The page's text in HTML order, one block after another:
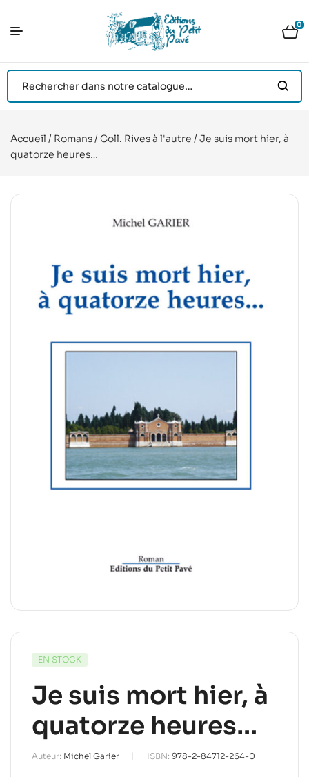
0
Accueil / Romans/ Coll. Rives à l'autre / Je suis mort hier, à
quatorze heures…
EN STOCK
Je suis mort hier, à
quatorze heures…
Auteur: Michel Garier ISBN: 978-2-84712-264-0